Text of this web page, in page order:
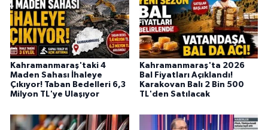
Kahramanmaraş'taki 4
Maden Sahası İhaleye
Çıkıyor! Taban Bedelleri 6,3
Milyon TL'ye Ulaşıyor
Kahramanmaraş'ta 2026
Bal Fiyatları Açıklandı!
Karakovan Balı 2 Bin 500
TL'den Satılacak